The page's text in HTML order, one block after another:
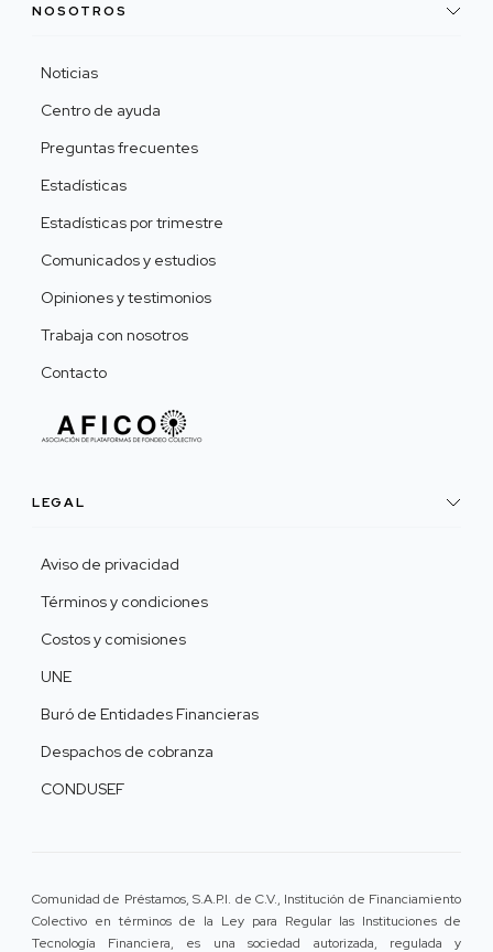
NOSOTROS
Noticias
Centro de ayuda
Preguntas frecuentes
Estadísticas
Estadísticas por trimestre
Comunicados y estudios
Opiniones y testimonios
Trabaja con nosotros
Contacto
LEGAL
Aviso de privacidad
Términos y condiciones
Costos y comisiones
UNE
Buró de Entidades Financieras
Despachos de cobranza
CONDUSEF
Comunidad de Préstamos, S.A.P.I. de C.V., Institución de Financiamiento
Colectivo en términos de la Ley para Regular las Instituciones de
Tecnología Financiera, es una sociedad autorizada, regulada y